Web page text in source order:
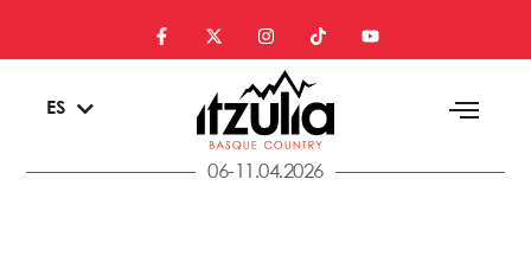
ES
EN
06-11.04.2026